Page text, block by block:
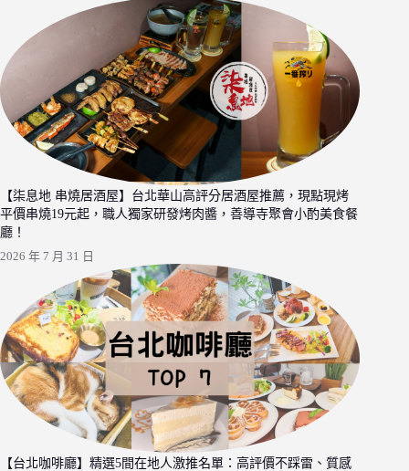
【柒息地 串燒居酒屋】台北華山高評分居酒屋推薦，現點現烤
平價串燒19元起，職人獨家研發烤肉醬，善導寺聚會小酌美食餐
廳！
2026 年 7 月 31 日
【台北咖啡廳】精選5間在地人激推名單：高評價不踩雷、質感